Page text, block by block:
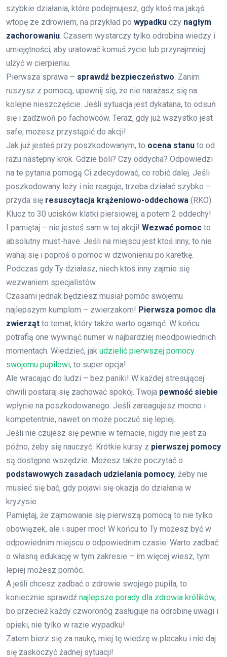
szybkie działania, które podejmujesz, gdy ktoś ma jakąś
wtopę ze zdrowiem, na przykład po wypadku czy nagłym
zachorowaniu . Czasem wystarczy tylko odrobina wiedzy i
umiejętności, aby uratować komuś życie lub przynajmniej
ulżyć w cierpieniu.
Pierwsza sprawa – sprawdź bezpieczeństwo . Zanim
ruszysz z pomocą, upewnij się, że nie narażasz się na
kolejne nieszczęście. Jeśli sytuacja jest dykatana, to odsuń
się i zadzwoń po fachowców. Teraz, gdy już wszystko jest
safe, możesz przystąpić do akcji!
Jak już jesteś przy poszkodowanym, to ocena stanu to od
razu następny krok. Gdzie boli? Czy oddycha? Odpowiedzi
na te pytania pomogą Ci zdecydować, co robić dalej. Jeśli
poszkodowany leży i nie reaguje, trzeba działać szybko –
przyda się resuscytacja krążeniowo-oddechowa (RKO).
Klucz to 30 ucisków klatki piersiowej, a potem 2 oddechy!
I pamiętaj – nie jesteś sam w tej akcji! Wezwać pomoc to
absolutny must-have. Jeśli na miejscu jest ktoś inny, to nie
wahaj się i poproś o pomoc w dzwonieniu po karetkę.
Podczas gdy Ty działasz, niech ktoś inny zajmie się
wezwaniem specjalistów.
Czasami jednak będziesz musiał pomóc swojemu
najlepszym kumplom – zwierzakom! Pierwsza pomoc dla
zwierząt to temat, który także warto ogarnąć. W końcu
potrafią one wywinąć numer w najbardziej nieodpowiednich
momentach. Wiedzieć, jak udzielić pierwszej pomocy
swojemu pupilowi, to super opcja!
Ale wracając do ludzi – bez paniki! W każdej stresującej
chwili postaraj się zachować spokój. Twoja pewność siebie
wpłynie na poszkodowanego. Jeśli zareagujesz mocno i
kompetentnie, nawet on może poczuć się lepiej.
Jeśli nie czujesz się pewnie w temacie, nigdy nie jest za
późno, żeby się nauczyć. Krótkie kursy z pierwszej pomocy
są dostępne wszędzie. Możesz także poczytać o
podstawowych zasadach udzielania pomocy, żeby nie
musieć się bać, gdy pojawi się okazja do działania w
kryzysie.
Pamiętaj, że zajmowanie się pierwszą pomocą to nie tylko
obowiązek, ale i super moc! W końcu to Ty możesz być w
odpowiednim miejscu o odpowiednim czasie. Warto zadbać
o własną edukację w tym zakresie – im więcej wiesz, tym
lepiej możesz pomóc.
A jeśli chcesz zadbać o zdrowie swojego pupila, to
koniecznie sprawdź najlepsze porady dla zdrowia królików,
bo przecież każdy czworonóg zasługuje na odrobinę uwagi i
opieki, nie tylko w razie wypadku!
Zatem bierz się za naukę, miej tę wiedzę w plecaku i nie daj
się zaskoczyć żadnej sytuacji!